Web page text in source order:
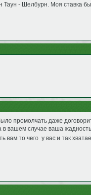
- Шелбурн. Моя ставка
промолчать даже
в вашем случае ваша
то чего у вас и так